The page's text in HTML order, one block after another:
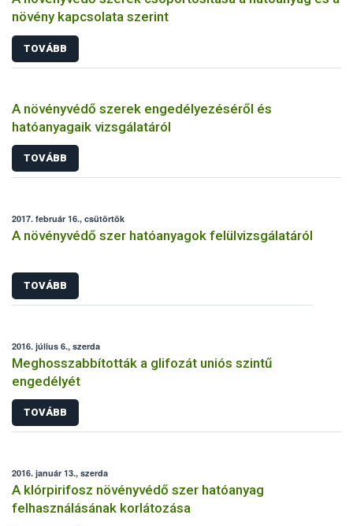
növény kapcsolata szerint
TOVÁBB
A növényvédő szerek engedélyezéséről és
hatóanyagaik vizsgálatáról
TOVÁBB
2017. február 16., csütörtök
A növényvédő szer hatóanyagok felülvizsgálatáról
TOVÁBB
2016. július 6., szerda
Meghosszabbították a glifozát uniós szintű
engedélyét
TOVÁBB
2016. január 13., szerda
A klórpirifosz növényvédő szer hatóanyag
felhasználásának korlátozása